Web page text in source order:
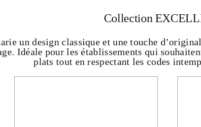
Collection
un design classique et une touche
Idéale pour les établissements qui
plats tout en respectant les codes